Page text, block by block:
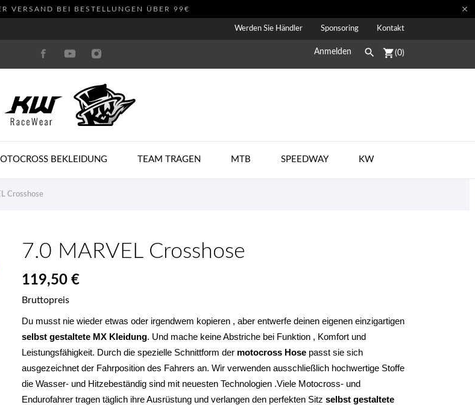
VERSAND BEI BESTELLUNGEN ÜBER 99€ 
Werden Sie Händler Sponsoring Kontakt
Anmelden  shopping_cart(0)
BEKLEIDUNG TEAM TRAGEN MTB SPEEDWAY KW
Crosshose
7.0 MARVEL Crosshose
119,50 €
Bruttopreis
selbst gestaltete MX Kleidung. Und mache keine Abstriche bei Funktion , Komfort und
Leistungsfähigkeit. Durch die spezielle Schnittform der motocross Hose passt sie sich
ausgezeichnet der Fahrposition des Fahrers an. Wir verwenden ausschließlich hochwertige Stoffe
die Wasser- und Hitzebeständig sind mit neuesten Technologien .Viele Motocross- und
Endurofahrer tragen täglich ihre Ausrüstung und verlangen den perfekten Sitz selbst gestaltete